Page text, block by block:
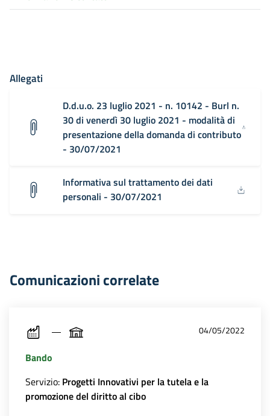
Allegati
D.d.u.o. 23 luglio 2021 - n. 10142 - Burl n.
30 di venerdì 30 luglio 2021 - modalità di
presentazione della domanda di contributo
- 30/07/2021
Informativa sul trattamento dei dati
personali - 30/07/2021
Comunicazioni correlate
04/05/2022
Bando
Servizio: Progetti Innovativi per la tutela e la
promozione del diritto al cibo